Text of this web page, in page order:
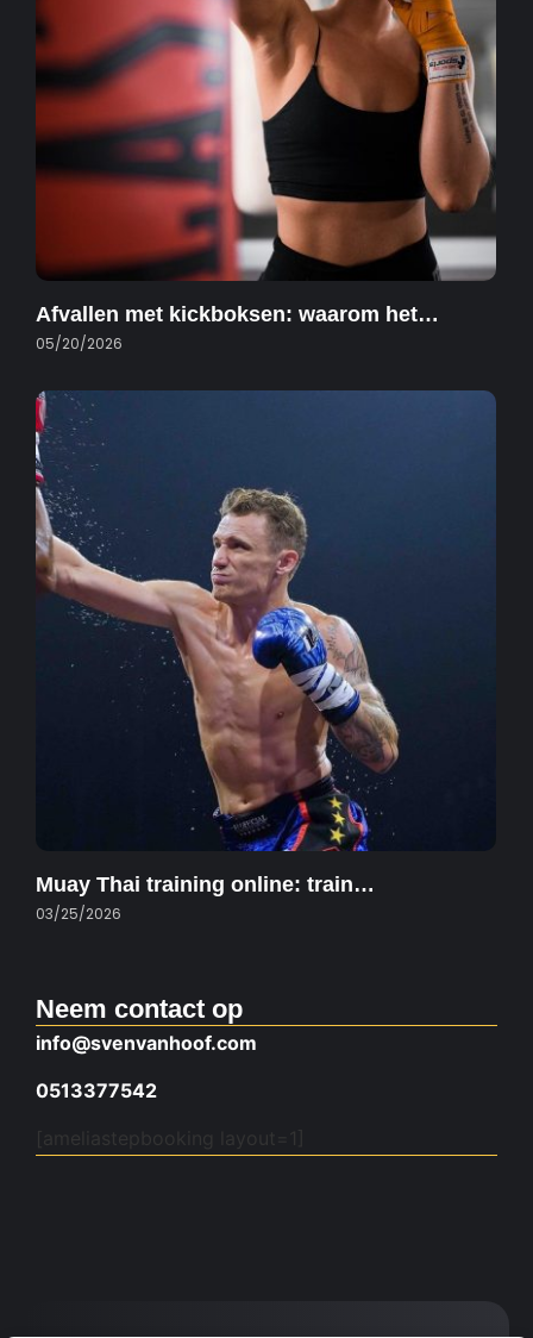
Afvallen met kickboksen: waarom het…
05/20/2026
Muay Thai training online: train…
03/25/2026
Neem contact op
info@svenvanhoof.com
0513377542
[ameliastepbooking layout=1]